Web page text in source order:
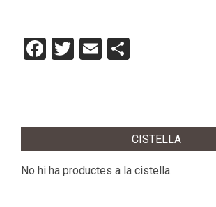
Facebook
Twitter
Email
10-
CISTELLA
No hi ha productes a la cistella.